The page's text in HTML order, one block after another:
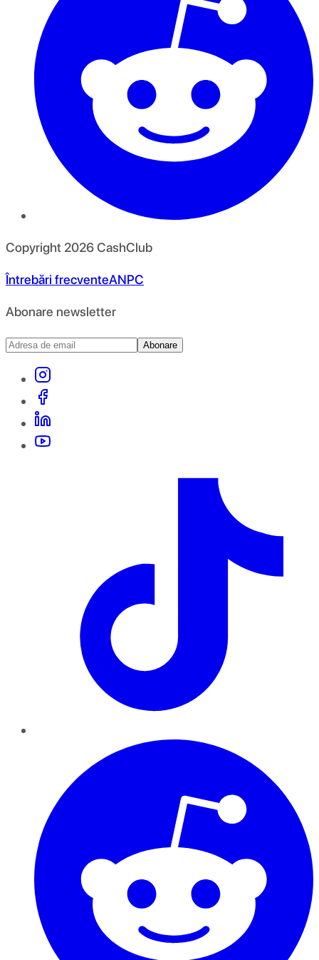
Copyright 2026CashClub
Întrebări frecventeANPC
Abonare newsletter
Abonare